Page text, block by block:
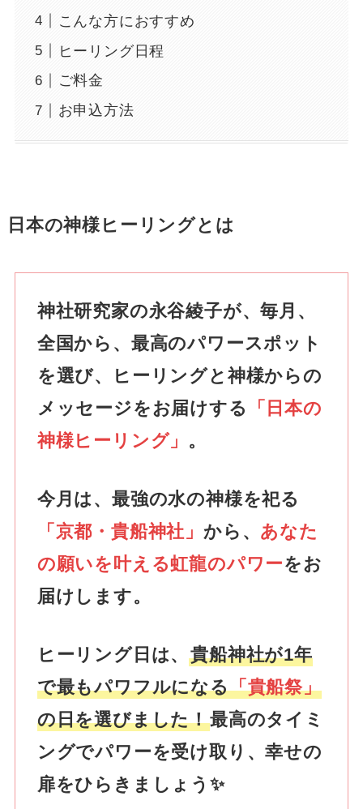
こんな方におすすめ
ヒーリング日程
ご料金
お申込方法
日本の神様ヒーリングとは
神社研究家の永谷綾子が、毎月、
全国から、最高のパワースポット
を選び、ヒーリングと神様からの
メッセージをお届けする
「日本の
神様ヒーリング」 。
今月は、最強の水の神様を祀る
「京都・貴船神社」 から、 あなた
の願いを叶える虹龍のパワーをお
届けします。
ヒーリング日は、貴船神社が1年
で最もパワフルになる「貴船祭」
の日を選びました！最高のタイミ
ングでパワーを受け取り、幸せの
扉をひらきましょう✨